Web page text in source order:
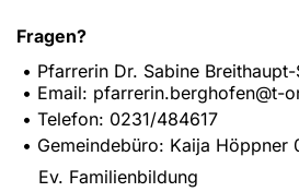
Fragen?
• Pfarrerin Dr. Sabine
• Email: pfarrerin.berghofen@t-
• Telefon: 0231/484617
• Gemeindebüro: Kaija Höppner
Ev. Familienbildung